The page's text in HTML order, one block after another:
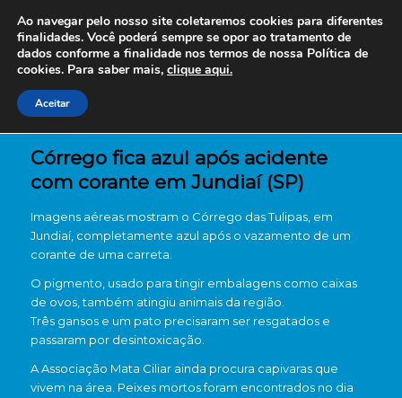
Córrego fica azul após acidente
com corante em Jundiaí (SP)
Imagens aéreas mostram o Córrego das Tulipas, em
Jundiaí, completamente azul após o vazamento de um
corante de uma carreta.
O pigmento, usado para tingir embalagens como caixas
de ovos, também atingiu animais da região.
Três gansos e um pato precisaram ser resgatados e
passaram por desintoxicação.
A Associação Mata Ciliar ainda procura capivaras que
vivem na área. Peixes mortos foram encontrados no dia
Ao navegar pelo nosso site coletaremos cookies para diferentes
finalidades. Você poderá sempre se opor ao tratamento de
dados conforme a finalidade nos termos de nossa Política de
cookies. Para saber mais, clique aqui.
Aceitar